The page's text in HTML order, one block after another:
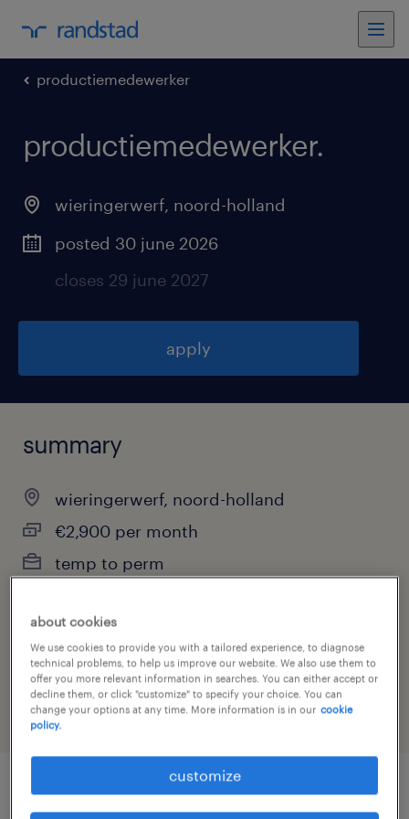
productiemedewerker
productiemedewerker.
wieringerwerf, noord-holland
posted 30 june 2026
closes 29 june 2027
apply
summary
wieringerwerf, noord-holland
€2,900 per month
temp to perm
job category
manufacturing & production
job details
about cookies
We use cookies to provide you with a tailored experience, to diagnose
technical problems, to help us improve our website. We also use them to
offer you more relevant information in searches. You can either accept or
decline them, or click "customize" to specify your choice. You can
change your options at any time. More information is in our cookie
policy.
customize